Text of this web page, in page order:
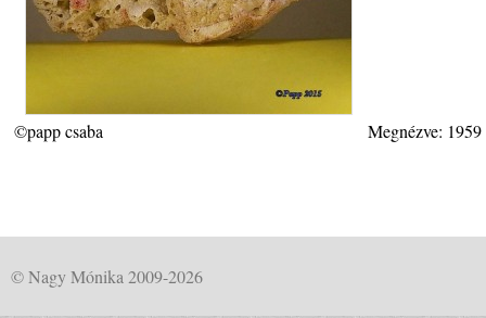
©papp csaba Megnézve:
© Nagy Mónika 2009-2026